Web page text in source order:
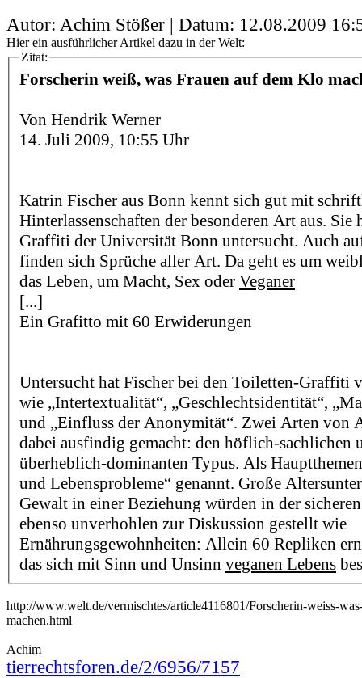
Autor: Achim Stößer | Datum: 12.08.2009
Hier ein ausführlicher Artikel dazu in der Welt:
Zitat:
Forscherin weiß, was Frauen auf dem Klo
Von Hendrik Werner
14. Juli 2009, 10:55 Uhr
Katrin Fischer aus Bonn kennt sich gut mit
Hinterlassenschaften der besonderen Art aus. Sie
Graffiti der Universität Bonn untersucht. Auch
finden sich Sprüche aller Art. Da geht es um
das Leben, um Macht, Sex oder Veganer
[...]
Ein Grafitto mit 60 Erwiderungen
Untersucht hat Fischer bei den Toiletten-Graffiti
wie „Intertextualität“, „Geschlechtsidentität“,
und „Einfluss der Anonymität“. Zwei Arten von
dabei ausfindig gemacht: den höflich-sachlichen
überheblich-dominanten Typus. Als
und Lebensprobleme“ genannt. Große
Gewalt in einer Beziehung würden in der
ebenso unverhohlen zur Diskussion gestellt wie
Ernährungsgewohnheiten: Allein 60 Repliken
das sich mit Sinn und Unsinn veganen Lebens
http://www.welt.de/vermischtes/article4116801/Forscherin-weiss-
machen.html
Achim
tierrechtsforen.de/2/6956/7157